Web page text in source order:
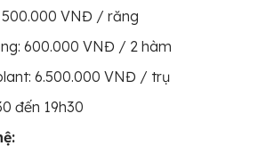
500.000 VNĐ / răng
600.000 VNĐ / 2 hàm
6.500.000 VNĐ / trụ
đến 19h30